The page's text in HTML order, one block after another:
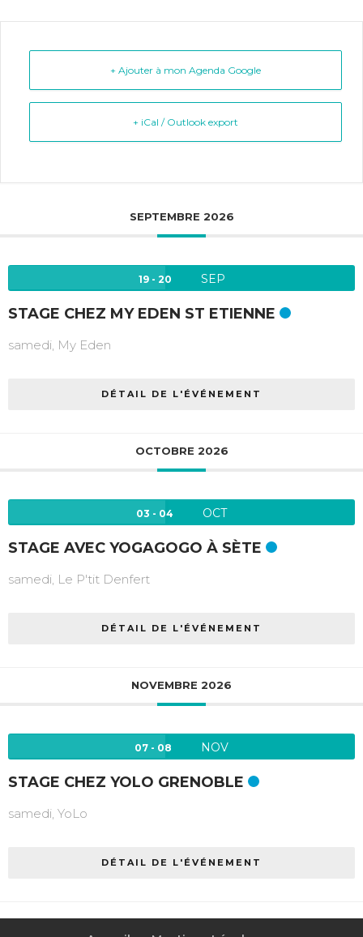
+ Ajouter à mon Agenda Google
+ iCal / Outlook export
SEPTEMBRE 2026
19 - 20 SEP
STAGE CHEZ MY EDEN ST ETIENNE
samedi, My Eden
DÉTAIL DE L'ÉVÉNEMENT
OCTOBRE 2026
03 - 04 OCT
STAGE AVEC YOGAGOGO À SÈTE
samedi, Le P'tit Denfert
DÉTAIL DE L'ÉVÉNEMENT
NOVEMBRE 2026
07 - 08 NOV
STAGE CHEZ YOLO GRENOBLE
samedi, YoLo
DÉTAIL DE L'ÉVÉNEMENT